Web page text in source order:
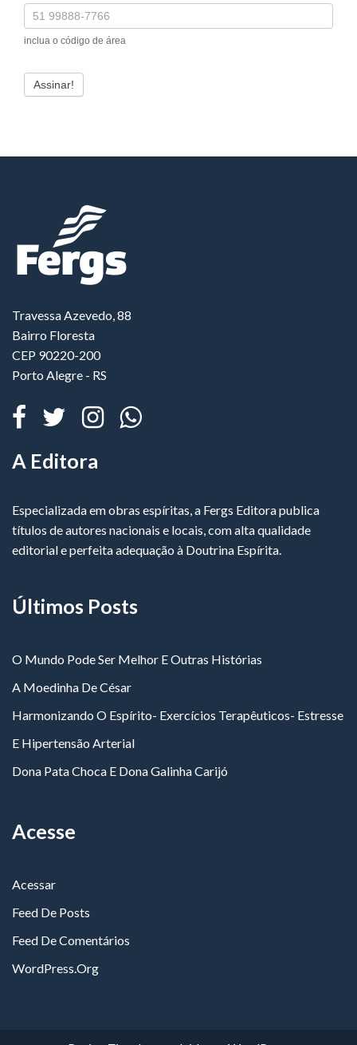
inclua o código de área
Assinar!
Travessa Azevedo, 88
Bairro Floresta
CEP 90220-200
Porto Alegre - RS
A Editora
Especializada em obras espíritas, a Fergs Editora publica
títulos de autores nacionais e locais, com alta qualidade
editorial e perfeita adequação à Doutrina Espírita.
Últimos Posts
O Mundo Pode Ser Melhor E Outras Histórias
A Moedinha De César
Harmonizando O Espírito- Exercícios Terapêuticos- Estresse
E Hipertensão Arterial
Dona Pata Choca E Dona Galinha Carijó
Acesse
Acessar
Feed De Posts
Feed De Comentários
WordPress.org